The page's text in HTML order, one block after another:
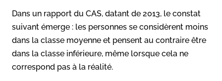
Dans un rapport du CAS, datant de 2013, le constat
suivant émerge : les personnes se considèrent moins
dans la classe moyenne et pensent au contraire être
dans la classe inférieure, même lorsque cela ne
correspond pas à la réalité.